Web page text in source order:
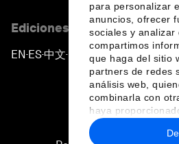
para personalizar
anuncios, ofrecer
sociales y analizar
compartimos
que haga del sitio
partners de redes
análisis web,
combinarla con
haya
recopilado a partir
hecho de sus
Ediciones en otros idiomas
EN ▪ES▪中文▪ 日本語